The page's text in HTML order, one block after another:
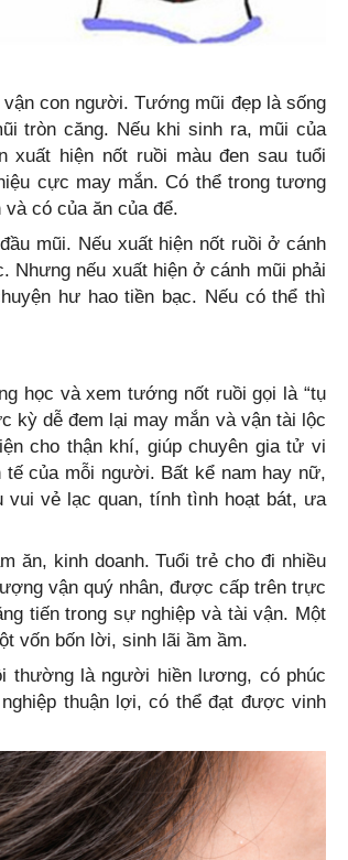
con người. Tướng mũi đẹp là sống
tròn căng. Nếu khi sinh ra, mũi của
xuất hiện nốt ruồi màu đen sau tuổi
cực may mắn. Có thể trong tương
có của ăn của để.
mũi. Nếu xuất hiện nốt ruồi ở cánh
Nhưng nếu xuất hiện ở cánh mũi phải
hư hao tiền bạc. Nếu có thể thì
học và xem tướng nốt ruồi gọi là “tụ
kỳ dễ đem lại may mắn và vận tài lộc
cho thận khí, giúp chuyên gia tử vi
tế của mỗi người. Bất kể nam hay nữ,
vẻ lạc quan, tính tình hoạt bát, ưa
ăn, kinh doanh. Tuổi trẻ cho đi nhiều
vận quý nhân, được cấp trên trực
tiến trong sự nghiệp và tài vận. Một
vốn bốn lời, sinh lãi ầm ầm.
thường là người hiền lương, có phúc
thuận lợi, có thể đạt được vinh